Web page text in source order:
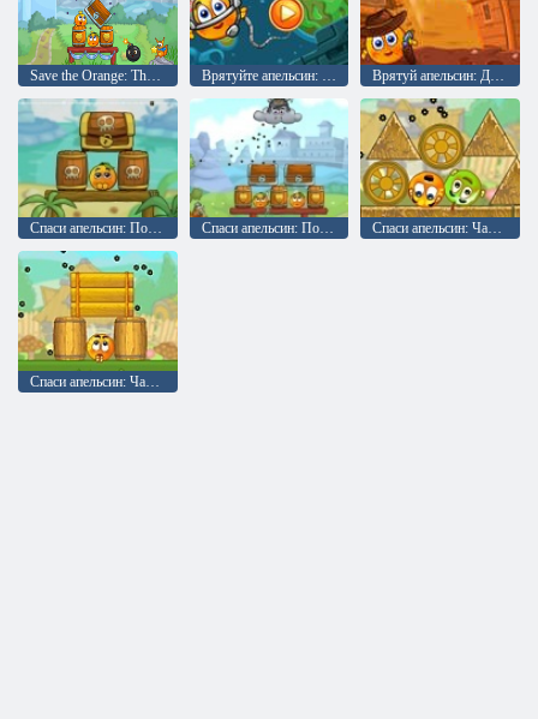
Спаси апельсин: Подорож. Пірати Спаси апельсин: Подорож лицарів Спаси апельсин: Частина 1